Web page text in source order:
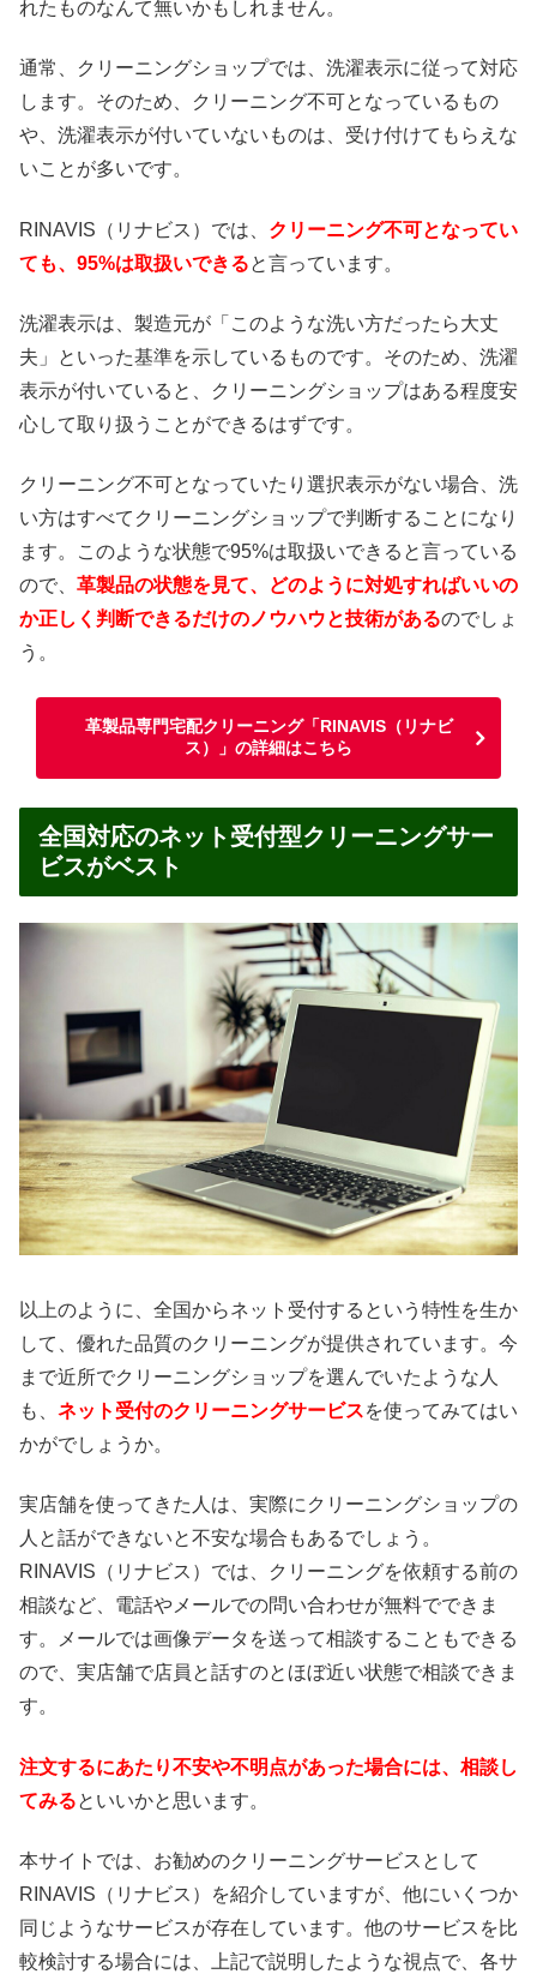
れたものなんて無いかもしれません。
通常、クリーニングショップでは、洗濯表示に従って対応
します。そのため、クリーニング不可となっているもの
や、洗濯表示が付いていないものは、受け付けてもらえな
いことが多いです。
RINAVIS（リナビス）では、 クリーニング不可となってい
ても、95%は取扱いできると言っています。
洗濯表示は、製造元が「このような洗い方だったら大丈
夫」といった基準を示しているものです。そのため、洗濯
表示が付いていると、クリーニングショップはある程度安
心して取り扱うことができるはずです。
クリーニング不可となっていたり選択表示がない場合、洗
い方はすべてクリーニングショップで判断することになり
ます。このような状態で95%は取扱いできると言っている
ので、 革製品の状態を見て、どのように対処すればいいの
か正しく判断できるだけのノウハウと技術があるのでしょ
う。
革製品専門宅配クリーニング「RINAVIS（リナビ
ス）」の詳細はこちら
全国対応のネット受付型クリーニングサー
ビスがベスト
以上のように、全国からネット受付するという特性を生か
して、優れた品質のクリーニングが提供されています。今
まで近所でクリーニングショップを選んでいたような人
も、 ネット受付のクリーニングサービスを使ってみてはい
かがでしょうか。
実店舗を使ってきた人は、実際にクリーニングショップの
人と話ができないと不安な場合もあるでしょう。
RINAVIS（リナビス）では、クリーニングを依頼する前の
相談など、電話やメールでの問い合わせが無料でできま
す。メールでは画像データを送って相談することもできる
ので、実店舗で店員と話すのとほぼ近い状態で相談できま
す。
注文するにあたり不安や不明点があった場合には、相談し
てみるといいかと思います。
本サイトでは、お勧めのクリーニングサービスとして
RINAVIS（リナビス）を紹介していますが、他にいくつか
同じようなサービスが存在しています。他のサービスを比
較検討する場合には、上記で説明したような視点で、各サ